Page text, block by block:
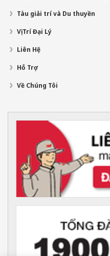
Tàu giải trí và Du thuyền
Vị Trí Đại Lý
Liên Hệ
Hỗ Trợ
Về Chúng Tôi